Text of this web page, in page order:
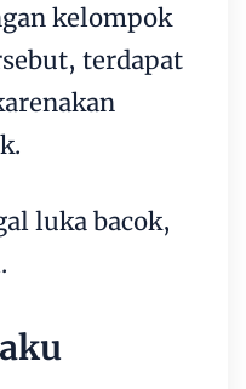
kelompok
terdapat
luka bacok,